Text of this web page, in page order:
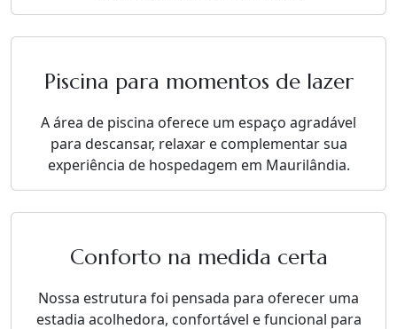
Piscina para momentos de lazer
A área de piscina oferece um espaço agradável
para descansar, relaxar e complementar sua
experiência de hospedagem em Maurilândia.
Conforto na medida certa
Nossa estrutura foi pensada para oferecer uma
estadia acolhedora, confortável e funcional para